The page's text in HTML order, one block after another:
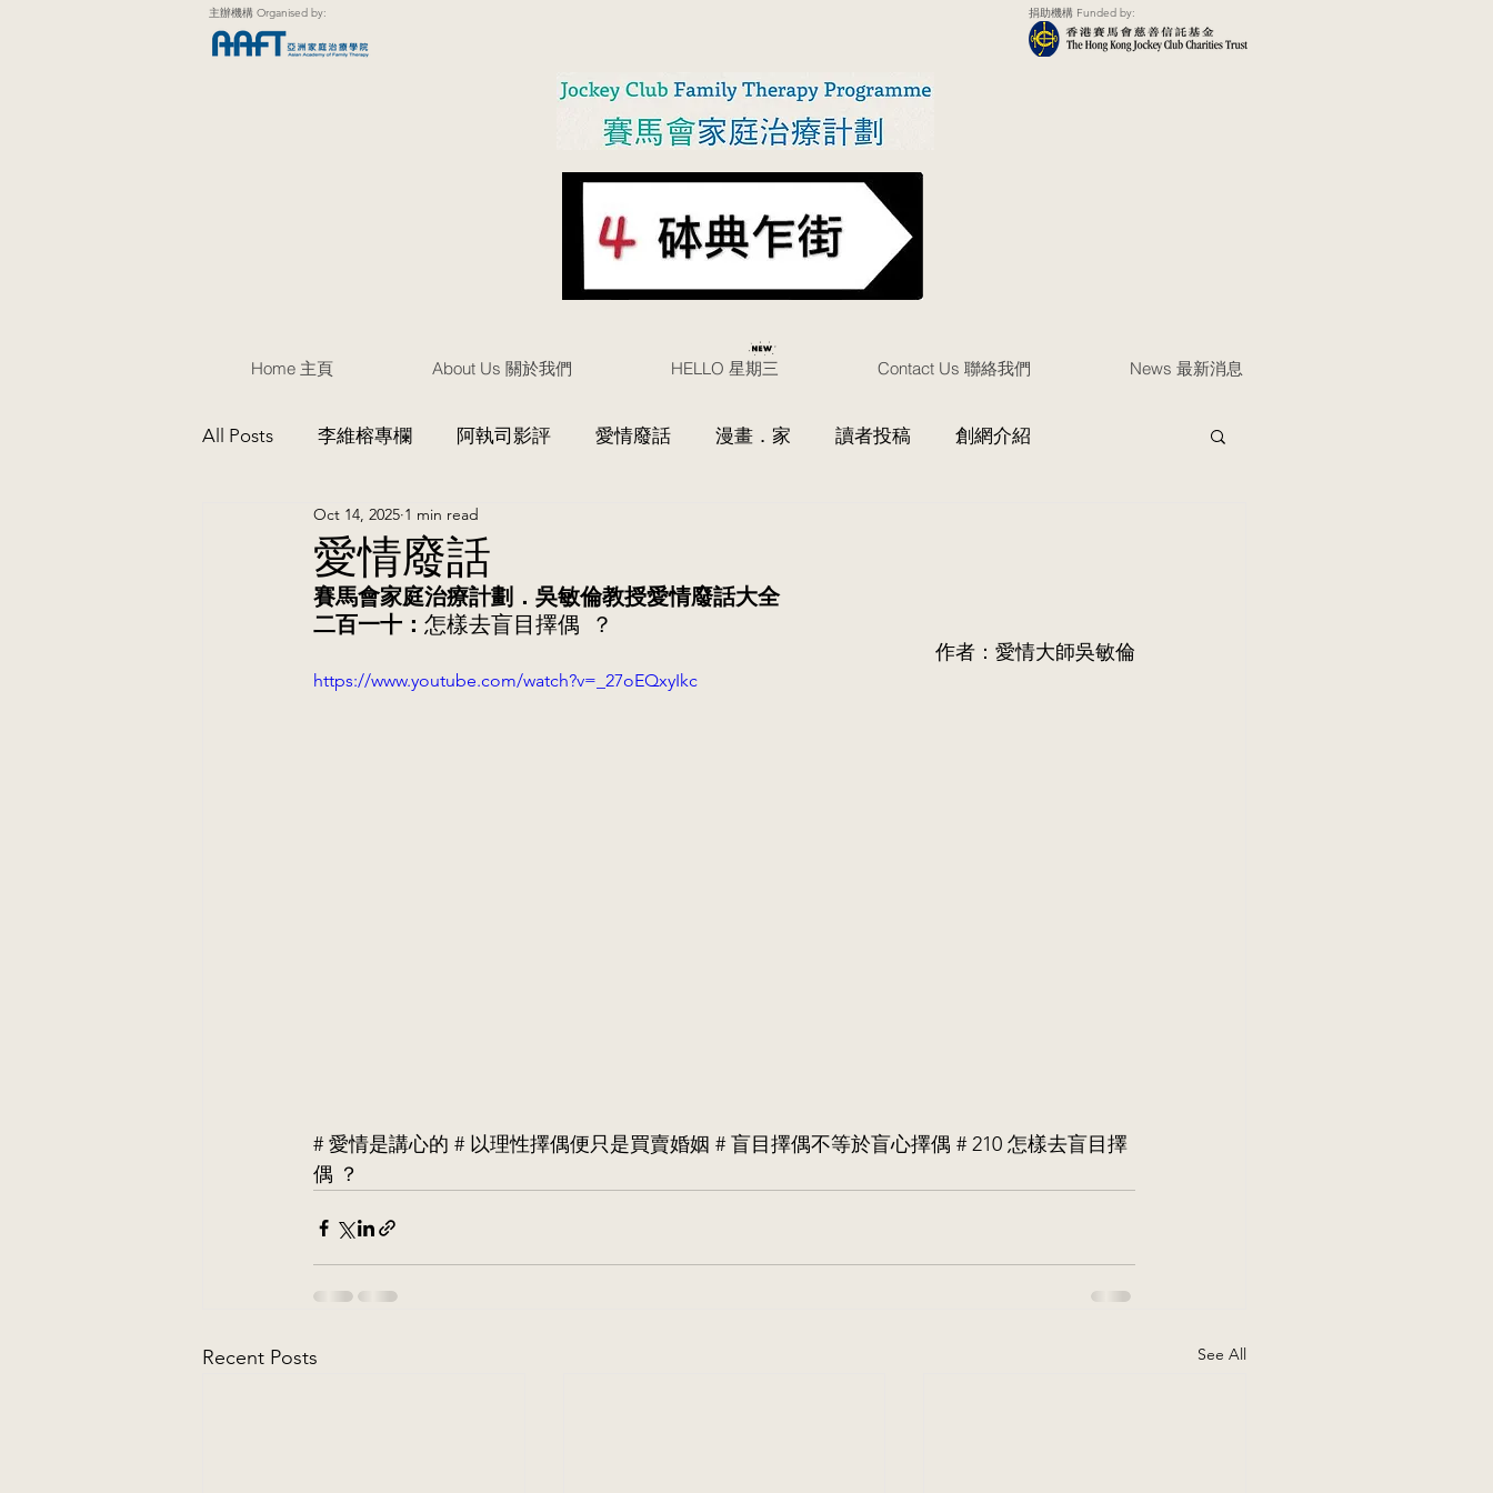
主辦機構 Organised by: 捐助機構 Funded by:
Home 主頁 About Us 關於我們 HELLO 星期三 Contact Us 聯絡我們 News 最新消息
All Posts 李維榕專欄 阿執司影評 愛情廢話 漫畫．家 讀者投稿 創網介紹
愛情廢話
Oct 14, 2025 1 min read
賽馬會家庭治療計劃．吳敏倫教授愛情廢話大全
二百一十： 怎樣去盲目擇偶 ？
作者：愛情大師吳敏倫
https://www.youtube.com/watch?v=_27oEQxyIkc
# 愛情是講心的 # 以理性擇偶便只是買賣婚姻 # 盲目擇偶不等於盲心擇偶 # 210 怎樣去盲目擇
偶 ？
Recent Posts See All